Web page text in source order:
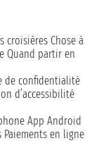
croisières Chose à
Quand partir en
de confidentialité
d’accessibilité
App Android
Paiements en ligne